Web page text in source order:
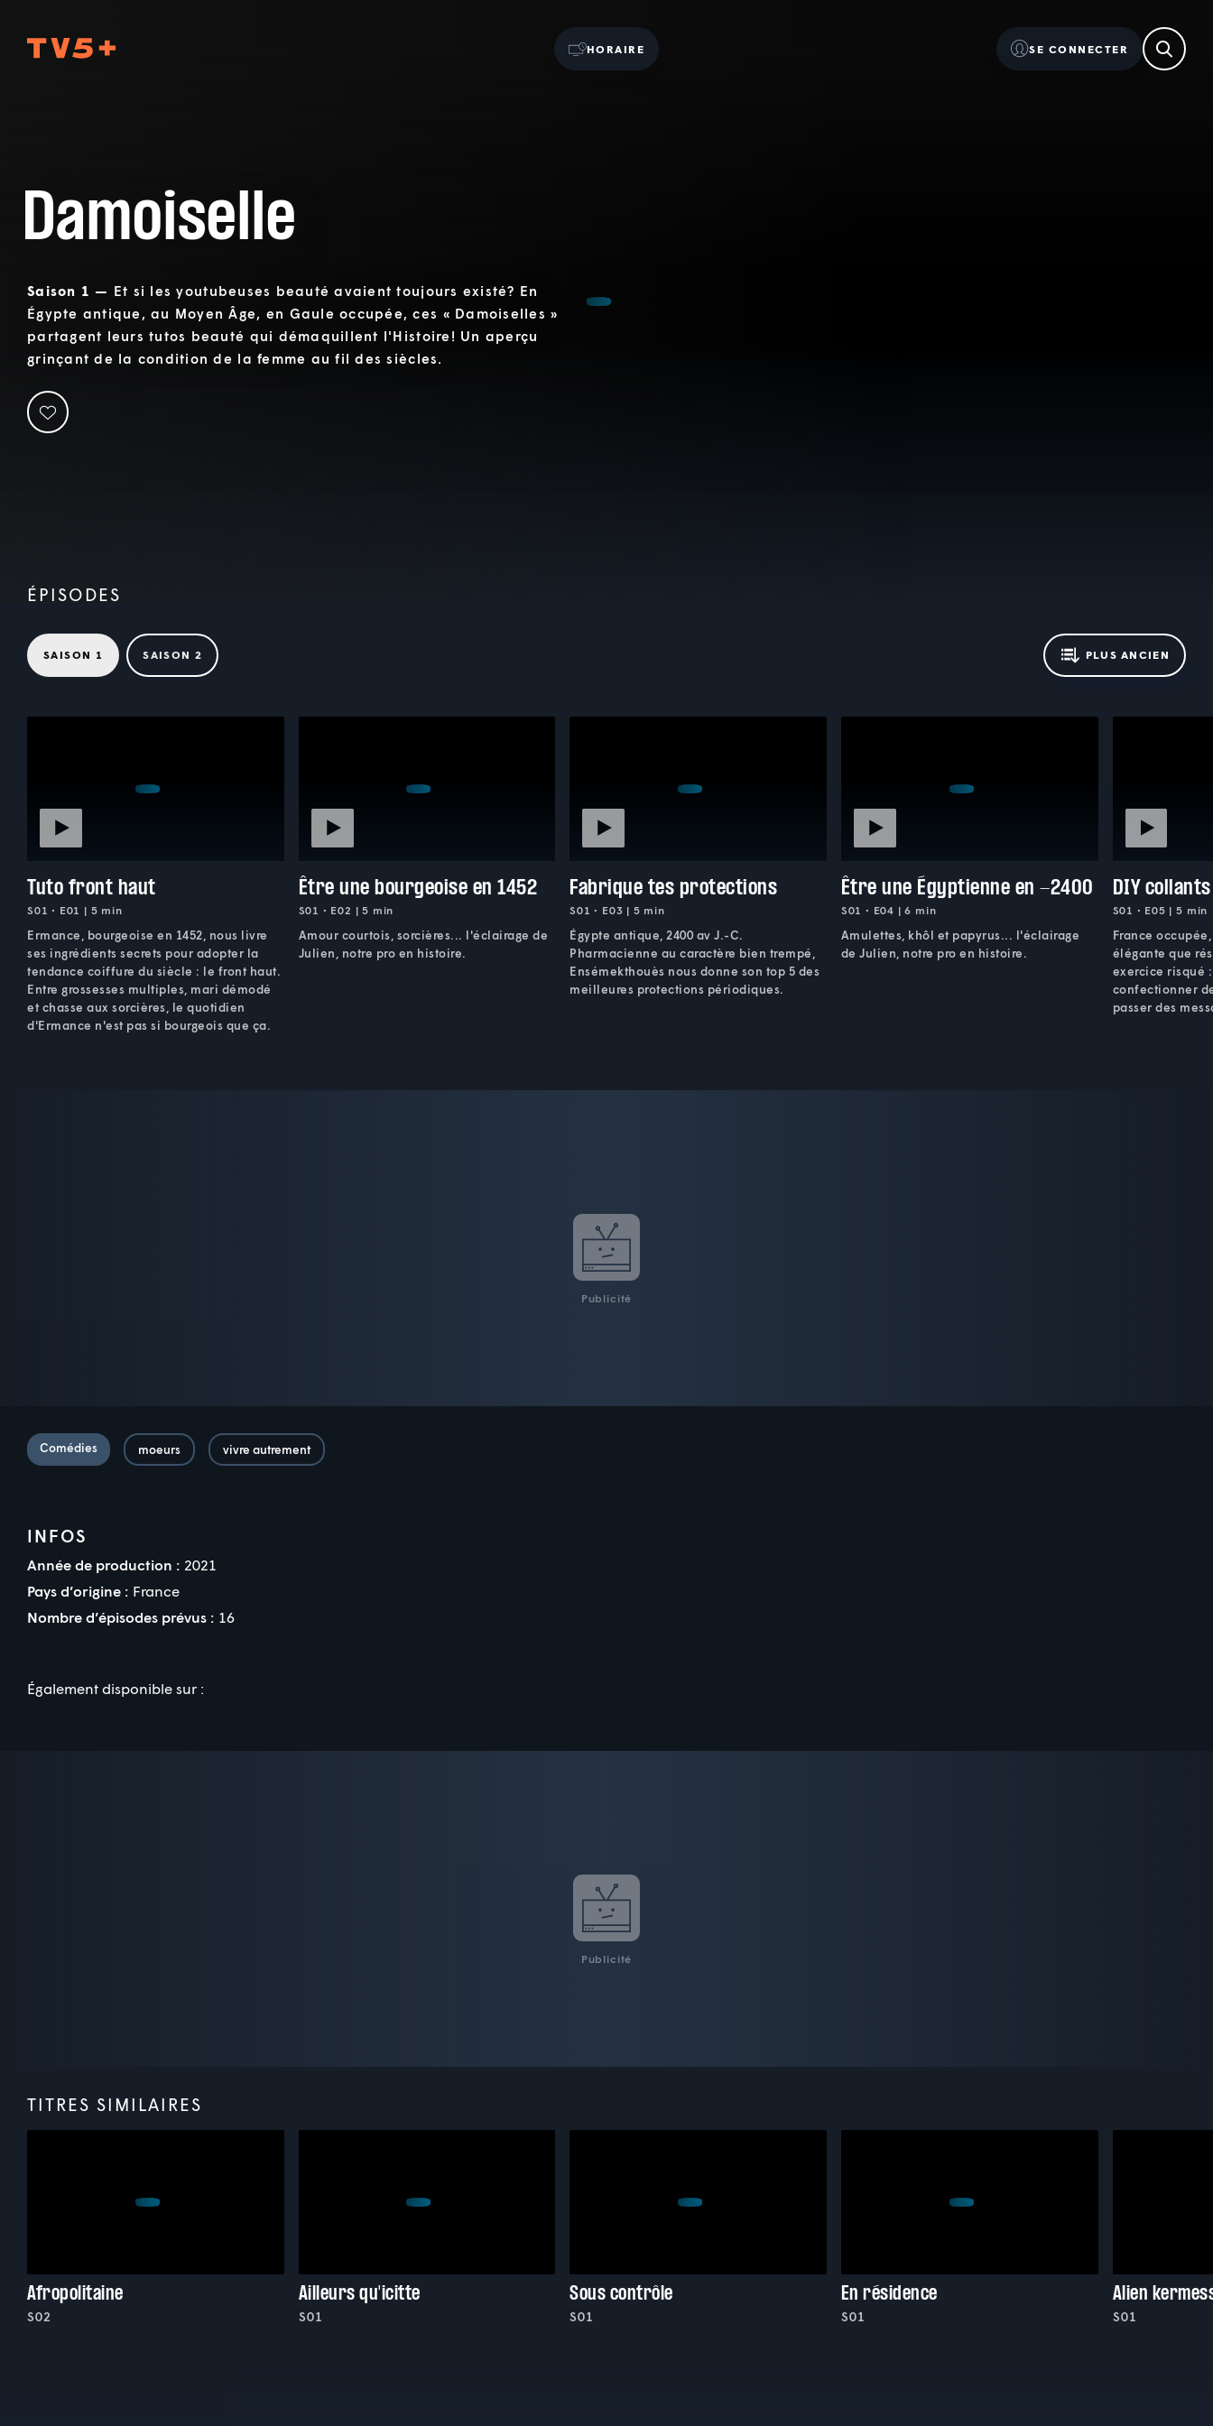
HORAIRE SE CONNECTER
Damoiselle
Saison 1 — Et si les youtubeuses beauté avaient toujours existé? En
Égypte antique, au Moyen Âge, en Gaule occupée, ces « Damoiselles »
partagent leurs tutos beauté qui démaquillent l'Histoire! Un aperçu
grinçant de la condition de la femme au fil des siècles.
ÉPISODES
SAISON 1 SAISON 2 PLUS ANCIEN
Tuto front haut
S01 • E01 | 5 min
Ermance, bourgeoise en 1452, nous livre
ses ingrédients secrets pour adopter la
tendance coiffure du siècle : le front haut.
Entre grossesses multiples, mari démodé
et chasse aux sorcières, le quotidien
d'Ermance n'est pas si bourgeois que ça.
Être une bourgeoise en 1452
S01 • E02 | 5 min
Amour courtois, sorcières... l'éclairage de
Julien, notre pro en histoire.
Fabrique tes protections
S01 • E03 | 5 min
Égypte antique, 2400 av J.-C.
Pharmacienne au caractère bien trempé,
Ensémekthouès nous donne son top 5 des
meilleures protections périodiques.
Être une Égyptienne en -2400
S01 • E04 | 6 min
Amulettes, khôl et papyrus... l'éclairage
de Julien, notre pro en histoire.
DIY
S01 • E05 | 5 min
France
élégante que
exercice risqué
confectionner
passer des
Publicité
Comédies moeurs vivre autrement
INFOS
Année de production : 2021
Pays d’origine : France
Nombre d’épisodes prévus : 16
Également disponible sur :
Publicité
TITRES SIMILAIRES
Afropolitaine
S02
Ailleurs qu'icitte
S01
Sous contrôle
S01
En résidence
S01
Alien
S01